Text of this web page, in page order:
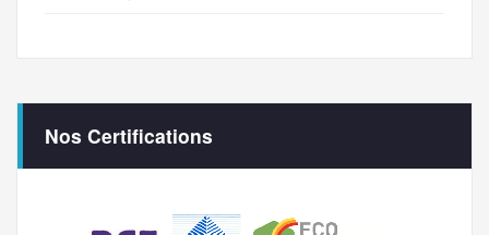
Nos Certifications